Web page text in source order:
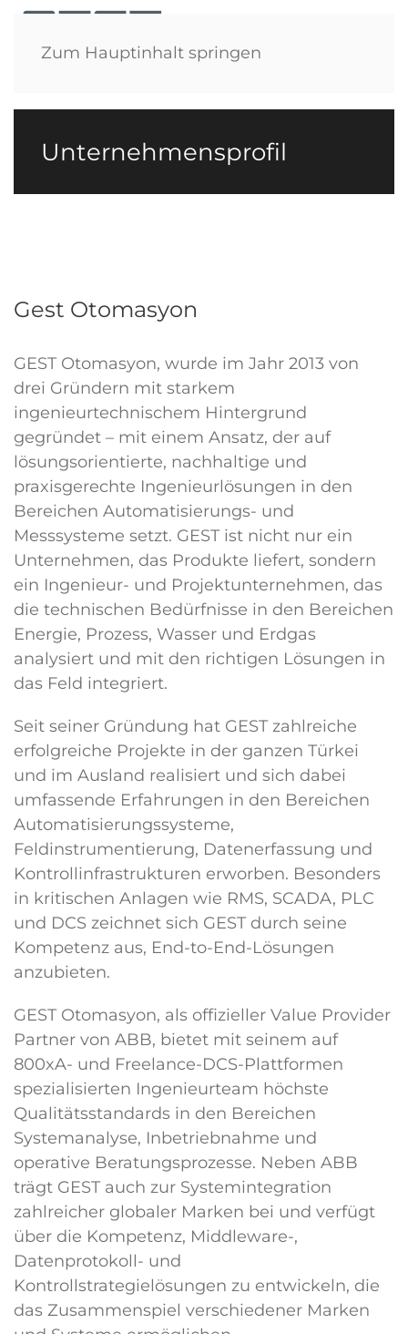
Zum Hauptinhalt springen
Unternehmensprofil
Gest Otomasyon
GEST Otomasyon, wurde im Jahr 2013 von
drei Gründern mit starkem
ingenieurtechnischem Hintergrund
gegründet – mit einem Ansatz, der auf
lösungsorientierte, nachhaltige und
praxisgerechte Ingenieurlösungen in den
Bereichen Automatisierungs- und
Messsysteme setzt. GEST ist nicht nur ein
Unternehmen, das Produkte liefert, sondern
ein Ingenieur- und Projektunternehmen, das
die technischen Bedürfnisse in den Bereichen
Energie, Prozess, Wasser und Erdgas
analysiert und mit den richtigen Lösungen in
das Feld integriert.
Seit seiner Gründung hat GEST zahlreiche
erfolgreiche Projekte in der ganzen Türkei
und im Ausland realisiert und sich dabei
umfassende Erfahrungen in den Bereichen
Automatisierungssysteme,
Feldinstrumentierung, Datenerfassung und
Kontrollinfrastrukturen erworben. Besonders
in kritischen Anlagen wie RMS, SCADA, PLC
und DCS zeichnet sich GEST durch seine
Kompetenz aus, End-to-End-Lösungen
anzubieten.
GEST Otomasyon, als offizieller Value Provider
Partner von ABB, bietet mit seinem auf
800xA- und Freelance-DCS-Plattformen
spezialisierten Ingenieurteam höchste
Qualitätsstandards in den Bereichen
Systemanalyse, Inbetriebnahme und
operative Beratungsprozesse. Neben ABB
trägt GEST auch zur Systemintegration
zahlreicher globaler Marken bei und verfügt
über die Kompetenz, Middleware-,
Datenprotokoll- und
Kontrollstrategielösungen zu entwickeln, die
das Zusammenspiel verschiedener Marken